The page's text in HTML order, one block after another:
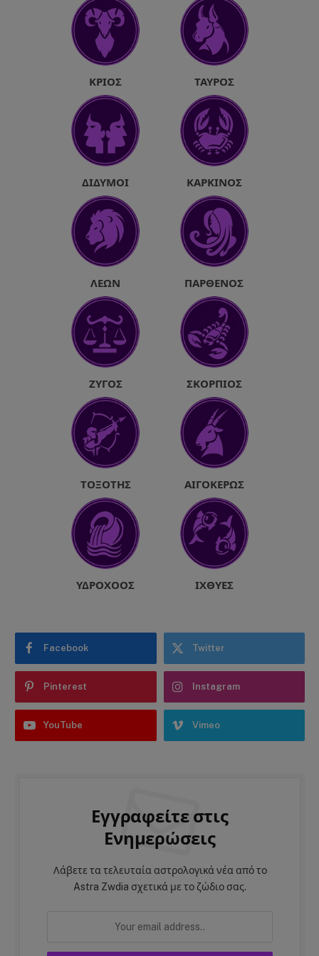
ΚΡΙΌΣ ΤΑΎΡΟΣ
ΔΊΔΥΜΟΙ ΚΑΡΚΊΝΟΣ
ΛΈΩΝ ΠΑΡΘΈΝΟΣ
ΖΥΓΌΣ ΣΚΟΡΠΙΌΣ
ΤΟΞΌΤΗΣ ΑΙΓΌΚΕΡΩΣ
ΥΔΡΟΧΌΟΣ ΙΧΘΎΕΣ
Facebook Twitter
Pinterest Instagram
YouTube Vimeo
Εγγραφείτε στις
Ενημερώσεις
Λάβετε τα τελευταία αστρολογικά νέα από το
Astra Zwdia σχετικά με το ζώδιο σας.